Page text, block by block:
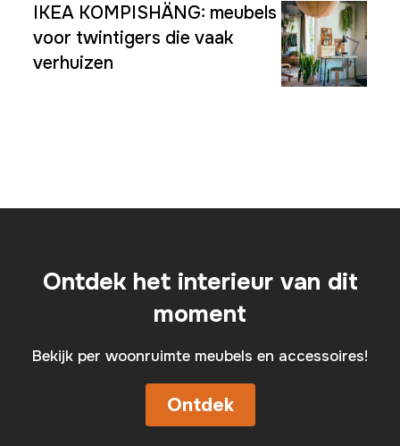
IKEA KOMPISHÄNG: meubels
voor twintigers die vaak
verhuizen
Ontdek het interieur van dit
moment
Bekijk per woonruimte meubels en accessoires!
Ontdek